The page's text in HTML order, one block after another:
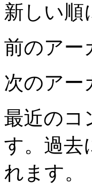
新しい順
前のアー
次のアー
最近のコ
す。過去
れます。